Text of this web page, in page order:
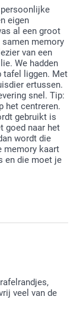
eigen
al een groot
memory
van een
We hadden
tafel liggen. Met
ertussen.
snel. Tip:
het centreren.
gebruikt is
goed naar het
wordt die
memory kaart
en die moet je
horen dat
ervan en
veel van de